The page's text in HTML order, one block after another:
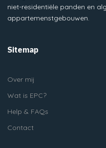
niet-residentiële panden en
appartemenstgebouwen.
Sitemap
Over mij
Wat is EPC?
Help & FAQs
Contact